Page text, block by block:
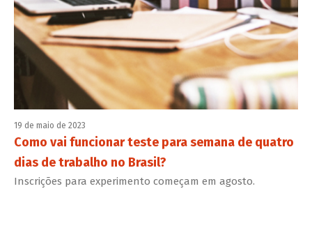
19 de maio de 2023
Como vai funcionar teste para semana de quatro
dias de trabalho no Brasil?
Inscrições para experimento começam em agosto.